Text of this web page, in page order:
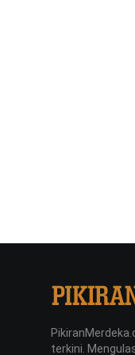
terkini.